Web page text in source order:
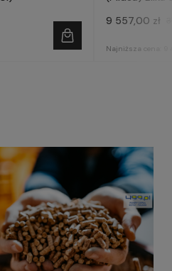
9 557,00 zł
Najniższa cena: